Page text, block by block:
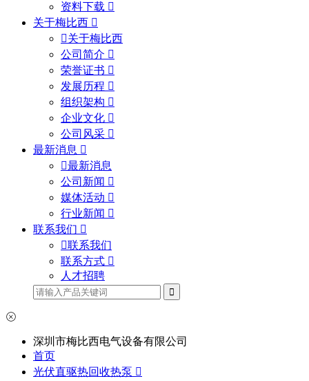
资料下载
关于梅比西
关于梅比西
公司简介
荣誉证书
发展历程
组织架构
企业文化
公司风采
最新消息
最新消息
公司新闻
媒体活动
行业新闻
联系我们
联系我们
联系方式
人才招聘
深圳市梅比西电气设备有限公司
首页
光伏直驱热回收热泵